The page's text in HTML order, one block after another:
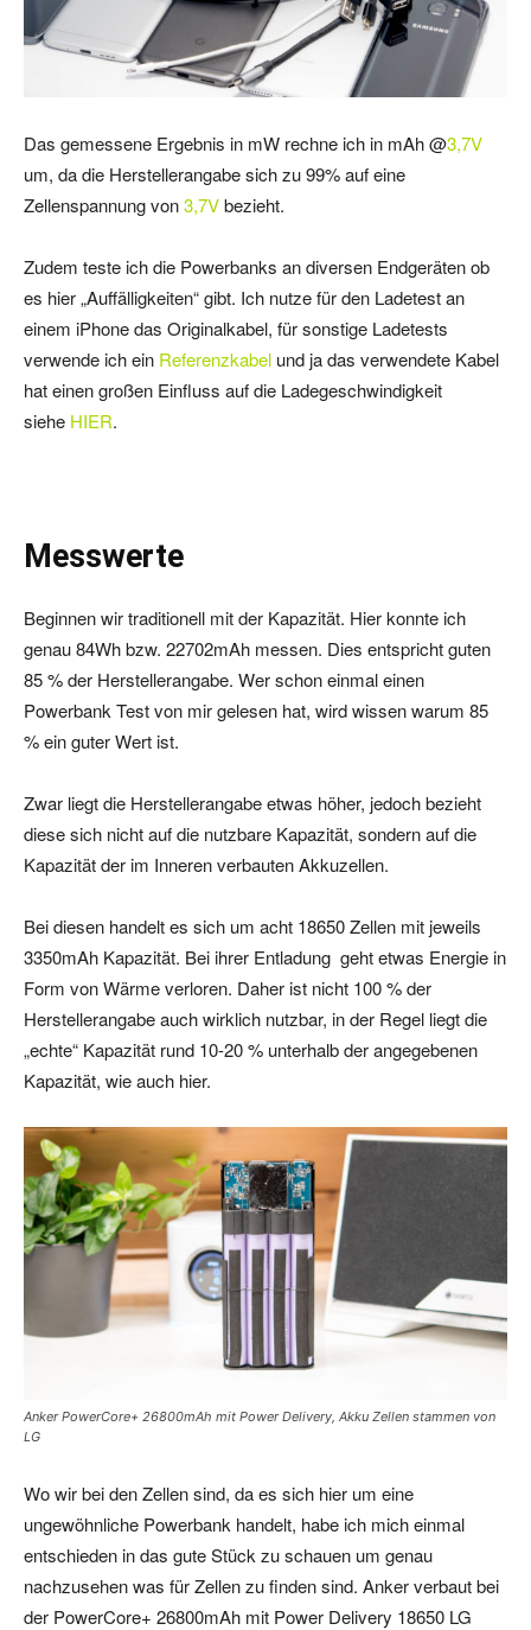
Das gemessene Ergebnis in mW rechne ich in mAh @3,7V
um, da die Herstellerangabe sich zu 99% auf eine
Zellenspannung von3,7Vbezieht.
Zudem teste ich die Powerbanks an diversen Endgeräten ob
es hier „Auffälligkeiten“ gibt. Ich nutze für den Ladetest an
einem iPhone das Originalkabel, für sonstige Ladetests
verwende ich ein Referenzkabel und ja das verwendete Kabel
hat einen großen Einfluss auf die Ladegeschwindigkeit
siehe HIER.
Messwerte
Beginnen wir traditionell mit der Kapazität. Hier konnte ich
genau 84Wh bzw. 22702mAh messen. Dies entspricht guten
85 % der Herstellerangabe. Wer schon einmal einen
Powerbank Test von mir gelesen hat, wird wissen warum 85
% ein guter Wert ist.
Zwar liegt die Herstellerangabe etwas höher, jedoch bezieht
diese sich nicht auf die nutzbare Kapazität, sondern auf die
Kapazität der im Inneren verbauten Akkuzellen.
Bei diesen handelt es sich um acht 18650 Zellen mit jeweils
3350mAh Kapazität. Bei ihrer Entladung geht etwas Energie in
Form von Wärme verloren. Daher ist nicht 100 % der
Herstellerangabe auch wirklich nutzbar, in der Regel liegt die
„echte“ Kapazität rund 10-20 % unterhalb der angegebenen
Kapazität, wie auch hier.
Anker PowerCore+ 26800mAh mit Power Delivery, Akku Zellen stammen von
LG
Wo wir bei den Zellen sind, da es sich hier um eine
ungewöhnliche Powerbank handelt, habe ich mich einmal
entschieden in das gute Stück zu schauen um genau
nachzusehen was für Zellen zu finden sind. Anker verbaut bei
der PowerCore+ 26800mAh mit Power Delivery 18650 LG